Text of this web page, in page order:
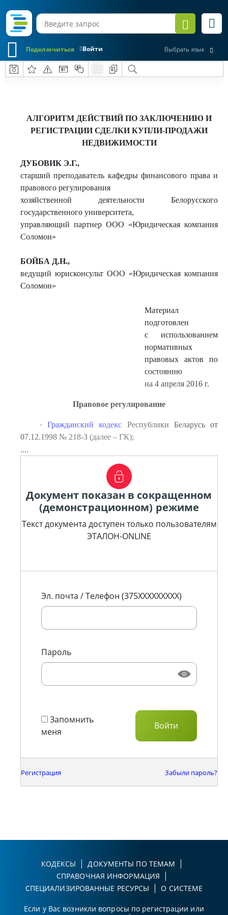
Войти
Подключиться Выбрать язык
АЛГОРИТМ ДЕЙСТВИЙ ПО ЗАКЛЮЧЕНИЮ И
РЕГИСТРАЦИИ СДЕЛКИ КУПЛИ-ПРОДАЖИ
НЕДВИЖИМОСТИ
ДУБОВИК Э.Г.,
старший преподаватель кафедры финансового права и
правового регулирования
хозяйственной деятельности Белорусского
государственного университета,
управляющий партнер ООО «Юридическая компания
Соломон»
БОЙБА Д.Н.,
ведущий юрисконсульт ООО «Юридическая компания
Соломон»
Материал
подготовлен
с использованием
нормативных
правовых актов по
состоянию
на 4 апреля 2016 г.
Правовое регулирование
· Гражданский кодекс Республики Беларусь от
07.12.1998 № 218-З (далее – ГК);
....
Документ показан в сокращенном
(демонстрационном) режиме
Текст документа доступен только пользователям
ЭТАЛОН-ONLINE
Эл. почта / Телефон (375XXXXXXXXX)
Пароль
Запомнить
меня
Регистрация Забыли пароль?
КОДЕКСЫ
ДОКУМЕНТЫ ПО ТЕМАМ
СПРАВОЧНАЯ ИНФОРМАЦИЯ
СПЕЦИАЛИЗИРОВАННЫЕ РЕСУРСЫ
О СИСТЕМЕ
Если у Вас возникли вопросы по регистрации или